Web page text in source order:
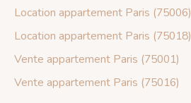
Location appartement Paris (75006)
Location appartement Paris (75018)
Vente appartement Paris (75001)
Vente appartement Paris (75016)